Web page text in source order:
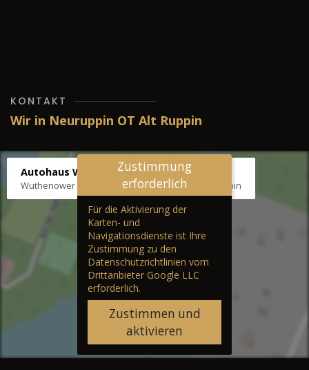
KONTAKT
Wir in Neuruppin OT Alt Ruppin
Autohaus Wernicke
Wuthenower Str. 12b, 16827 Neuruppin OT Alt Ruppin
Zustimmung
erforderlich
Für die Aktivierung der
Karten- und
Navigationsdienste ist Ihre
Zustimmung zu den
Datenschutzrichtlinien vom
Drittanbieter Google LLC
erforderlich.
Zustimmen und
aktivieren